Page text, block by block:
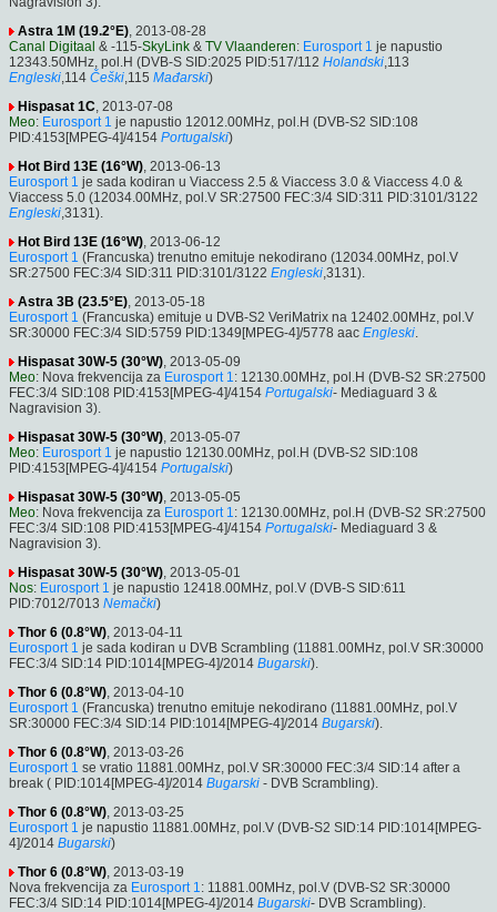
Astra 1M (19.2°E), 2013-08-28
Canal Digitaal & -115-SkyLink & TV Vlaanderen: Eurosport 1 je napustio
12343.50MHz, pol.H (DVB-S SID:2025 PID:517/112 Holandski,113
Engleski,114 Češki,115 Mađarski)
Hispasat 1C, 2013-07-08
Meo: Eurosport 1 je napustio 12012.00MHz, pol.H (DVB-S2 SID:108
PID:4153[MPEG-4]/4154 Portugalski)
Hot Bird 13E (16°W), 2013-06-13
Eurosport 1 je sada kodiran u Viaccess 2.5 & Viaccess 3.0 & Viaccess 4.0 &
Viaccess 5.0 (12034.00MHz, pol.V SR:27500 FEC:3/4 SID:311 PID:3101/3122
Engleski,3131).
Hot Bird 13E (16°W), 2013-06-12
Eurosport 1 (Francuska) trenutno emituje nekodirano (12034.00MHz, pol.V
SR:27500 FEC:3/4 SID:311 PID:3101/3122 Engleski,3131).
Astra 3B (23.5°E), 2013-05-18
Eurosport 1 (Francuska) emituje u DVB-S2 VeriMatrix na 12402.00MHz, pol.V
SR:30000 FEC:3/4 SID:5759 PID:1349[MPEG-4]/5778 aac Engleski.
Hispasat 30W-5 (30°W), 2013-05-09
Meo: Nova frekvencija za Eurosport 1: 12130.00MHz, pol.H (DVB-S2 SR:27500
FEC:3/4 SID:108 PID:4153[MPEG-4]/4154 Portugalski- Mediaguard 3 &
Nagravision 3).
Hispasat 30W-5 (30°W), 2013-05-07
Meo: Eurosport 1 je napustio 12130.00MHz, pol.H (DVB-S2 SID:108
PID:4153[MPEG-4]/4154 Portugalski)
Hispasat 30W-5 (30°W), 2013-05-05
Meo: Nova frekvencija za Eurosport 1: 12130.00MHz, pol.H (DVB-S2 SR:27500
FEC:3/4 SID:108 PID:4153[MPEG-4]/4154 Portugalski- Mediaguard 3 &
Nagravision 3).
Hispasat 30W-5 (30°W), 2013-05-01
Nos: Eurosport 1 je napustio 12418.00MHz, pol.V (DVB-S SID:611
PID:7012/7013 Nemački)
Thor 6 (0.8°W), 2013-04-11
Eurosport 1 je sada kodiran u DVB Scrambling (11881.00MHz, pol.V SR:30000
FEC:3/4 SID:14 PID:1014[MPEG-4]/2014 Bugarski).
Thor 6 (0.8°W), 2013-04-10
Eurosport 1 (Francuska) trenutno emituje nekodirano (11881.00MHz, pol.V
SR:30000 FEC:3/4 SID:14 PID:1014[MPEG-4]/2014 Bugarski).
Thor 6 (0.8°W), 2013-03-26
Eurosport 1 se vratio 11881.00MHz, pol.V SR:30000 FEC:3/4 SID:14 after a
break ( PID:1014[MPEG-4]/2014 Bugarski - DVB Scrambling).
Thor 6 (0.8°W), 2013-03-25
Eurosport 1 je napustio 11881.00MHz, pol.V (DVB-S2 SID:14 PID:1014[MPEG-
4]/2014 Bugarski)
Thor 6 (0.8°W), 2013-03-19
Nova frekvencija za Eurosport 1: 11881.00MHz, pol.V (DVB-S2 SR:30000
FEC:3/4 SID:14 PID:1014[MPEG-4]/2014 Bugarski- DVB Scrambling).